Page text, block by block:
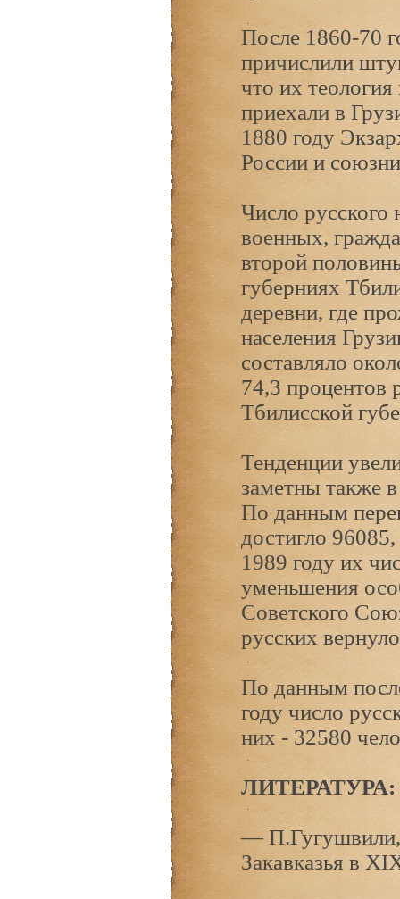
После 1860-70
причислили
что их
приехали в
1880 году
России и
Число русского
военных,
второй
губерниях
деревни, где
населения
составляло
74,3 процентов
Тбилисской
Тенденции
заметны также
По данным
достигло
1989 году их
уменьшения
Советского
русских
По данным
году число
них - 32580
ЛИТЕРАТУРА:
— П.Гугушвили,
Закавказья в